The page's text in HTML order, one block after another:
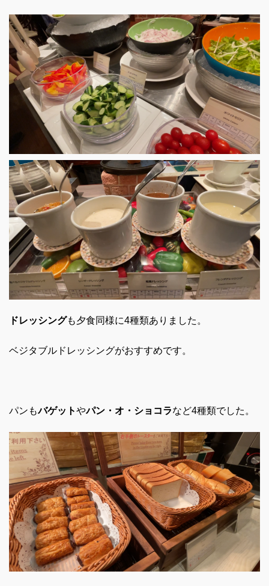
ドレッシングも夕食同様に4種類ありました。
ベジタブルドレッシングがおすすめです。
パンもバゲットやパン・オ・ショコラなど4種類でした。